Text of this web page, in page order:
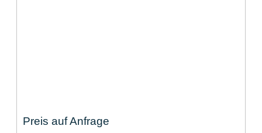
Preis auf Anfrage